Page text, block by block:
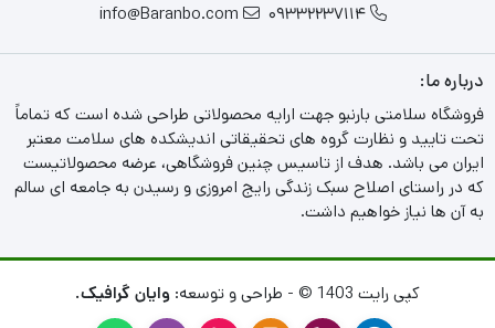
09332237114
info@Baranbo.com
درباره ما:
فروشگاه سلامتی بارنبو جهت ارایه محصولاتی طراحی شده است که تماماً
تحت تایید و نظارت گروه های تحقیقاتی اندیشکده های سلامت معتبر
ایران می باشد. هدف از تاسیس چنین فروشگاهی، عرضه محصولاتیست
که در راستای اصلاح سبک زندگی رایج امروزی و رسیدن به جامعه ای سالم
به آن ها نیاز خواهیم داشت.
کپی رایت 1403 © - طراحی و توسعه: وایان گرافیک.